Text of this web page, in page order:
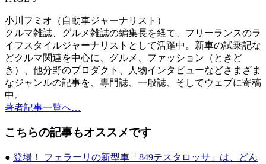
小川フミオ（自動車ジャーナリスト）
クルマ雑誌、グルメ雑誌の編集長を経て、フリーランスのラ
イフスタイルジャーナリストとして活躍中。新車の試乗記な
どクルマ関連を中心に、グルメ、ファッション（ときど
き）、他分野のプロダクト、人物インタビューなどさまざま
なジャンルの記事を、専門誌、一般誌、そしてウェブに寄稿
中。
著者記事一覧へ…
こちらの記事もオススメです
● 登場！ フェラーリの新型車「849テスタロッサ」は、どん